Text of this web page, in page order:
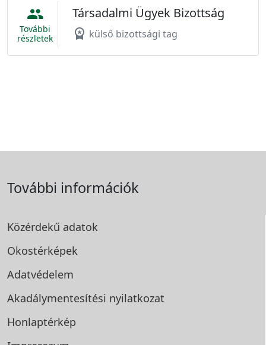
people
További
részletek
Társadalmi Ügyek Bizottság
workspace_premium külső bizottsági tag
További információk
Közérdekű adatok
Okostérképek
Adatvédelem
Akadálymentesítési nyilatkozat
Honlaptérkép